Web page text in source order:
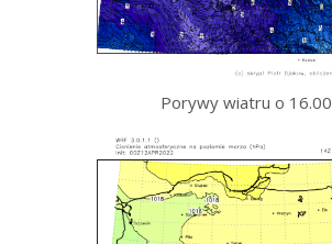
Porywy wiatru o 16.00